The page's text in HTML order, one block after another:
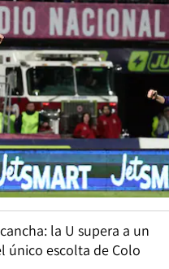
la U supera a un
único escolta de Colo